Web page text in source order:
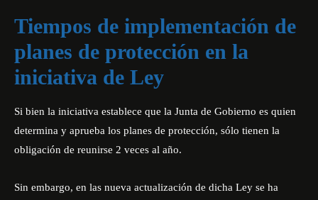
Tiempos de implementación de
planes de protección en la
iniciativa de Ley
Si bien la iniciativa establece que la Junta de Gobierno es quien
determina y aprueba los planes de protección, sólo tienen la
obligación de reunirse 2 veces al año.
Sin embargo, en las nueva actualización de dicha Ley se ha